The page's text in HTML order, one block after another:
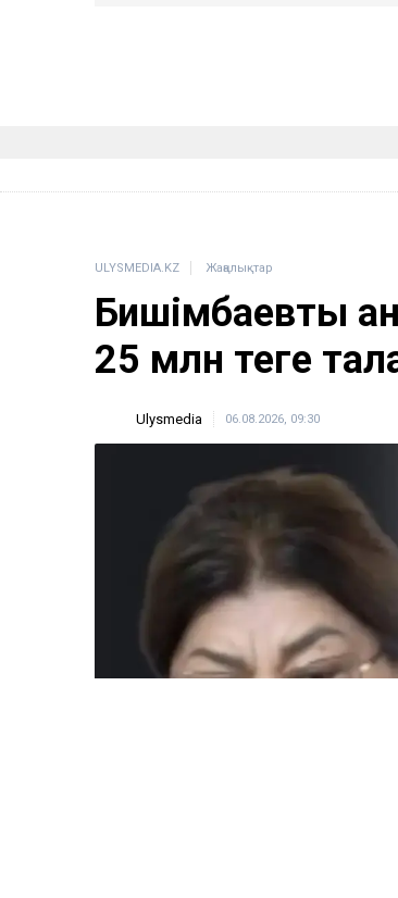
Жаңалықтар
Бишімбаевтың
25 млн теңге